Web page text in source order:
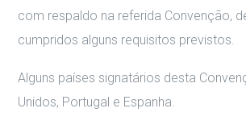
com respaldo na referida Convenção,
cumpridos alguns requisitos previstos.
Alguns países signatários desta
Unidos, Portugal e Espanha.